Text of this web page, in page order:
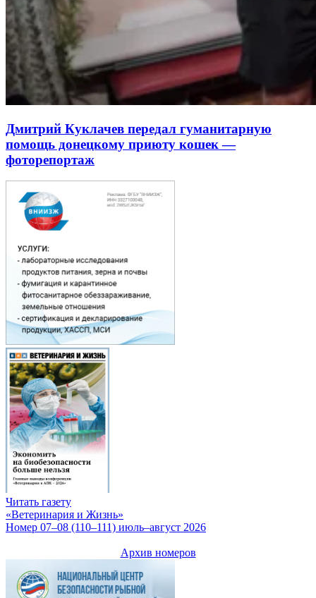
Дмитрий Куклачев передал гуманитарную
помощь донецкому приюту кошек —
фоторепортаж
Читать газету
«Ветеринария и Жизнь»
Номер 07–08 (110–111) июль–август 2026
Архив номеров